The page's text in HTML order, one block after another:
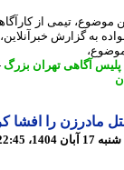
تیمی از
گزارش خبرآنلاین،با
آگاهی تهران بزرگ-
را افشا کرد